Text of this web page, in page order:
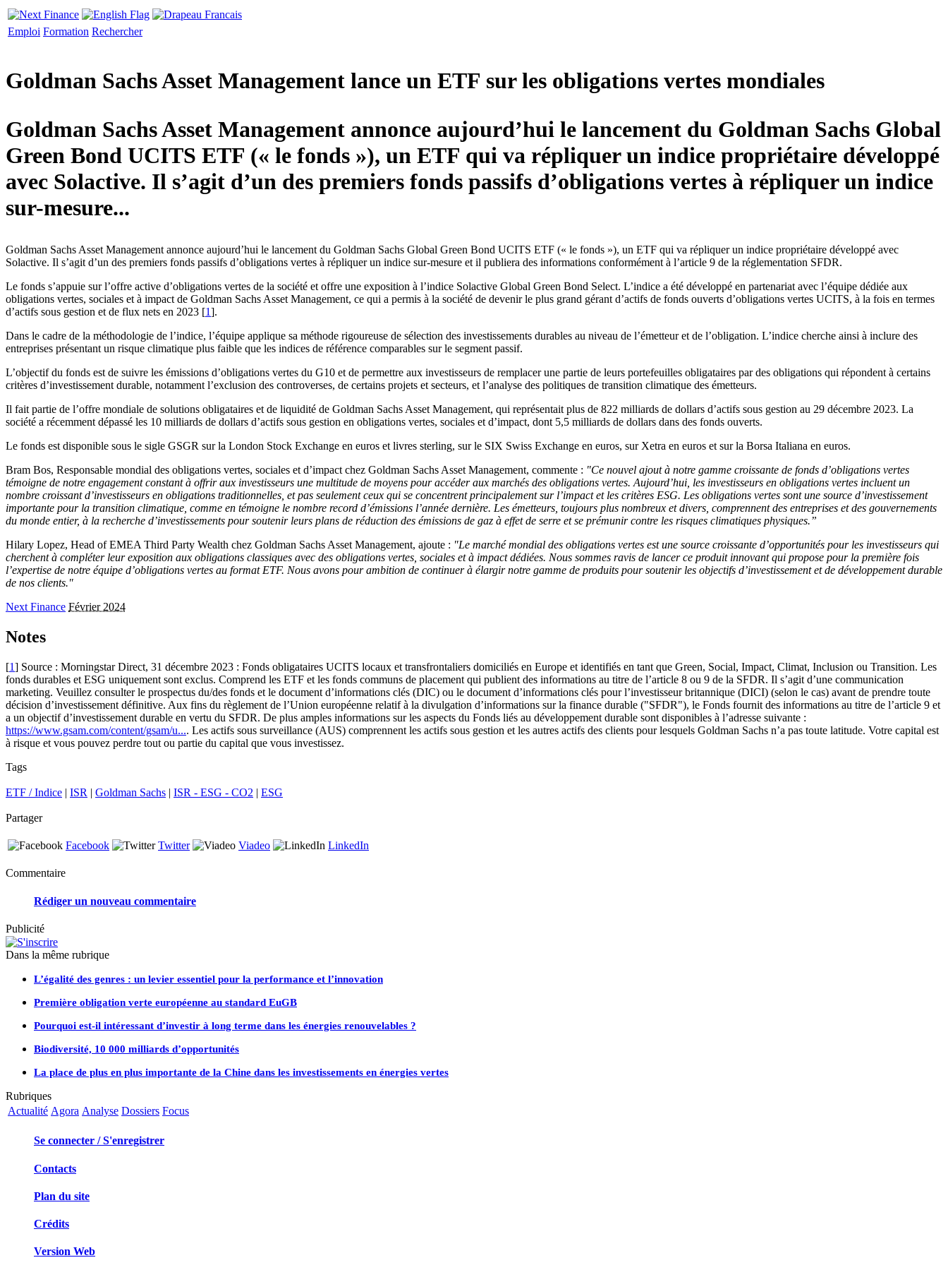
Emploi Formation Rechercher
Goldman Sachs Asset Management lance un ETF sur les obligations vertes mondiales
Goldman Sachs Asset Management annonce aujourd’hui le lancement du Goldman Sachs Global
Green Bond UCITS ETF (« le fonds »), un ETF qui va répliquer un indice propriétaire développé
avec Solactive. Il s’agit d’un des premiers fonds passifs d’obligations vertes à répliquer un indice
sur-mesure...
Goldman Sachs Asset Management annonce aujourd’hui le lancement du Goldman Sachs Global Green Bond UCITS ETF (« le fonds »), un ETF qui va répliquer un indice propriétaire développé avec
Solactive. Il s’agit d’un des premiers fonds passifs d’obligations vertes à répliquer un indice sur-mesure et il publiera des informations conformément à l’article 9 de la réglementation SFDR.
Le fonds s’appuie sur l’offre active d’obligations vertes de la société et offre une exposition à l’indice Solactive Global Green Bond Select. L’indice a été développé en partenariat avec l’équipe dédiée aux
obligations vertes, sociales et à impact de Goldman Sachs Asset Management, ce qui a permis à la société de devenir le plus grand gérant d’actifs de fonds ouverts d’obligations vertes UCITS, à la fois en termes
d’actifs sous gestion et de flux nets en 2023 [1].
Dans le cadre de la méthodologie de l’indice, l’équipe applique sa méthode rigoureuse de sélection des investissements durables au niveau de l’émetteur et de l’obligation. L’indice cherche ainsi à inclure des
entreprises présentant un risque climatique plus faible que les indices de référence comparables sur le segment passif.
L’objectif du fonds est de suivre les émissions d’obligations vertes du G10 et de permettre aux investisseurs de remplacer une partie de leurs portefeuilles obligataires par des obligations qui répondent à certains
critères d’investissement durable, notamment l’exclusion des controverses, de certains projets et secteurs, et l’analyse des politiques de transition climatique des émetteurs.
Il fait partie de l’offre mondiale de solutions obligataires et de liquidité de Goldman Sachs Asset Management, qui représentait plus de 822 milliards de dollars d’actifs sous gestion au 29 décembre 2023. La
société a récemment dépassé les 10 milliards de dollars d’actifs sous gestion en obligations vertes, sociales et d’impact, dont 5,5 milliards de dollars dans des fonds ouverts.
Le fonds est disponible sous le sigle GSGR sur la London Stock Exchange en euros et livres sterling, sur le SIX Swiss Exchange en euros, sur Xetra en euros et sur la Borsa Italiana en euros.
Bram Bos, Responsable mondial des obligations vertes, sociales et d’impact chez Goldman Sachs Asset Management, commente : "Ce nouvel ajout à notre gamme croissante de fonds d’obligations vertes
témoigne de notre engagement constant à offrir aux investisseurs une multitude de moyens pour accéder aux marchés des obligations vertes. Aujourd’hui, les investisseurs en obligations vertes incluent un
nombre croissant d’investisseurs en obligations traditionnelles, et pas seulement ceux qui se concentrent principalement sur l’impact et les critères ESG. Les obligations vertes sont une source d’investissement
importante pour la transition climatique, comme en témoigne le nombre record d’émissions l’année dernière. Les émetteurs, toujours plus nombreux et divers, comprennent des entreprises et des gouvernements
du monde entier, à la recherche d’investissements pour soutenir leurs plans de réduction des émissions de gaz à effet de serre et se prémunir contre les risques climatiques physiques.”
Hilary Lopez, Head of EMEA Third Party Wealth chez Goldman Sachs Asset Management, ajoute : "Le marché mondial des obligations vertes est une source croissante d’opportunités pour les investisseurs qui
cherchent à compléter leur exposition aux obligations classiques avec des obligations vertes, sociales et à impact dédiées. Nous sommes ravis de lancer ce produit innovant qui propose pour la première fois
l’expertise de notre équipe d’obligations vertes au format ETF. Nous avons pour ambition de continuer à élargir notre gamme de produits pour soutenir les objectifs d’investissement et de développement durable
de nos clients."
Next Finance Février 2024
Notes
[1] Source : Morningstar Direct, 31 décembre 2023 : Fonds obligataires UCITS locaux et transfrontaliers domiciliés en Europe et identifiés en tant que Green, Social, Impact, Climat, Inclusion ou Transition. Les
fonds durables et ESG uniquement sont exclus. Comprend les ETF et les fonds communs de placement qui publient des informations au titre de l’article 8 ou 9 de la SFDR. Il s’agit d’une communication
marketing. Veuillez consulter le prospectus du/des fonds et le document d’informations clés (DIC) ou le document d’informations clés pour l’investisseur britannique (DICI) (selon le cas) avant de prendre toute
décision d’investissement définitive. Aux fins du règlement de l’Union européenne relatif à la divulgation d’informations sur la finance durable ("SFDR"), le Fonds fournit des informations au titre de l’article 9 et
a un objectif d’investissement durable en vertu du SFDR. De plus amples informations sur les aspects du Fonds liés au développement durable sont disponibles à l’adresse suivante :
https://www.gsam.com/content/gsam/u.... Les actifs sous surveillance (AUS) comprennent les actifs sous gestion et les autres actifs des clients pour lesquels Goldman Sachs n’a pas toute latitude. Votre capital est
à risque et vous pouvez perdre tout ou partie du capital que vous investissez.
Tags
ETF / Indice | ISR | Goldman Sachs | ISR - ESG - CO2 | ESG
Partager
Facebook Twitter Viadeo LinkedIn
Commentaire
Rédiger un nouveau commentaire
Publicité
Dans la même rubrique
L’égalité des genres : un levier essentiel pour la performance et l’innovation
Première obligation verte européenne au standard EuGB
Pourquoi est-il intéressant d’investir à long terme dans les énergies renouvelables ?
Biodiversité, 10 000 milliards d’opportunités
La place de plus en plus importante de la Chine dans les investissements en énergies vertes
Rubriques
Actualité Agora Analyse Dossiers Focus
Se connecter / S'enregistrer
Contacts
Plan du site
Crédits
Version Web